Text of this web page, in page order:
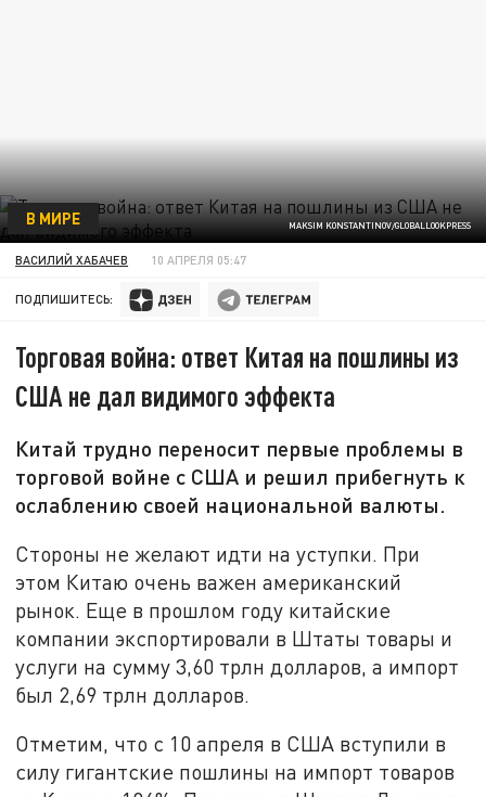
MAKSIM KONSTANTINOV/GLOBALLOOKPRESS
В МИРЕ
ВАСИЛИЙ ХАБАЧЕВ 10 АПРЕЛЯ 05:47
ПОДПИШИТЕСЬ:
Торговая война: ответ Китая на пошлины из
США не дал видимого эффекта
Китай трудно переносит первые проблемы в
торговой войне с США и решил прибегнуть к
ослаблению своей национальной валюты.
Стороны не желают идти на уступки. При
этом Китаю очень важен американский
рынок. Еще в прошлом году китайские
компании экспортировали в Штаты товары и
услуги на сумму 3,60 трлн долларов, а импорт
был 2,69 трлн долларов.
Отметим, что с 10 апреля в США вступили в
силу гигантские пошлины на импорт товаров